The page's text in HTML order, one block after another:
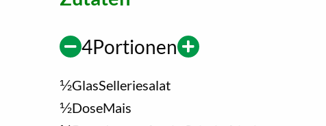
4Portionen
1/2GlasSelleriesalat
1/2DoseMais